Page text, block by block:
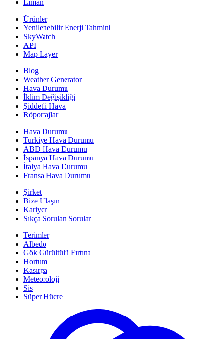
Liman
Ürünler
Yenilenebilir Enerji Tahmini
SkyWatch
API
Map Layer
Blog
Weather Generator
Hava Durumu
İklim Değişikliği
Şiddetli Hava
Röportajlar
Hava Durumu
Turkiye Hava Durumu
ABD Hava Durumu
İspanya Hava Durumu
İtalya Hava Durumu
Fransa Hava Durumu
Şirket
Bize Ulaşın
Kariyer
Sıkça Sorulan Sorular
Terimler
Albedo
Gök Gürültülü Fırtına
Hortum
Kasırga
Meteoroloji
Sis
Süper Hücre